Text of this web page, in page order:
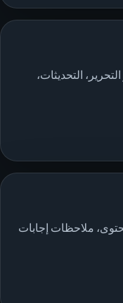
التحديثات،
ملاحظات إجابات